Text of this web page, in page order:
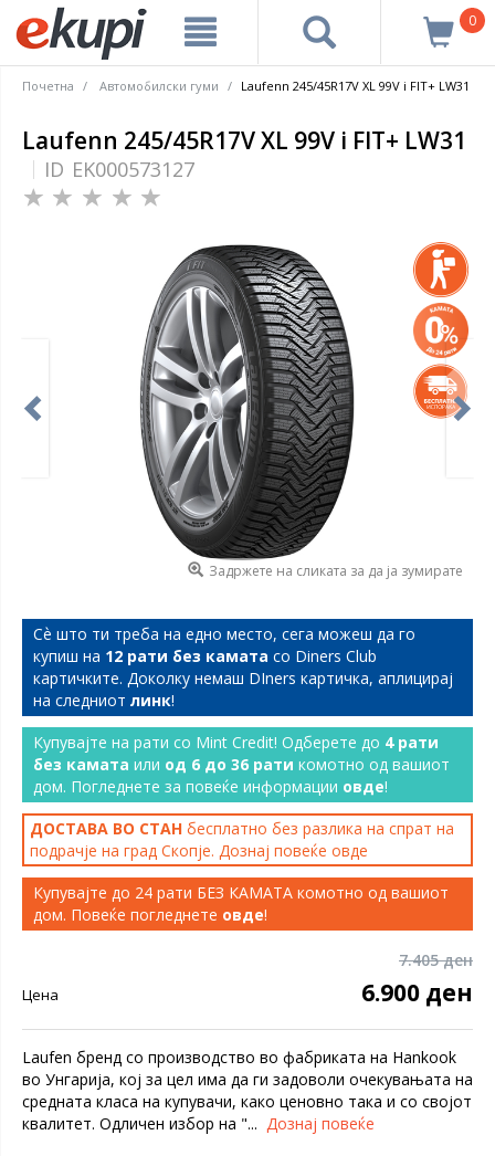
0
Почетна Автомобилски гуми Laufenn 245/45R17V XL 99V i FIT+ LW31
Laufenn 245/45R17V XL 99V i FIT+ LW31
ID EK000573127
Задржете на сликата за да ја зумирате
Сѐ што ти треба на едно место, сега можеш да го
купиш на 12 рати без камата со Diners Club
картичките. Доколку немаш DIners картичка, аплицирај
на следниот линк!
Купувајте на рати со Mint Credit! Одберете до 4 рати
без камата или од 6 до 36 рати комотно од вашиот
дом. Погледнете за повеќе информации овде!
ДОСТАВА ВО СТАН бесплатно без разлика на спрат на
подрачје на град Скопје. Дознај повеќе овде
Купувајте до 24 рати БЕЗ КАМАТА комотно од вашиот
дом. Повеќе погледнете овде!
7.405 ден
Цена 6.900 ден
Laufen бренд со производство во фабриката на Hankook
во Унгарија, кој за цел има да ги задоволи очекувањата на
средната класа на купувачи, како ценовно така и со својот
квалитет. Одличен избор на "... Дознај повеќе